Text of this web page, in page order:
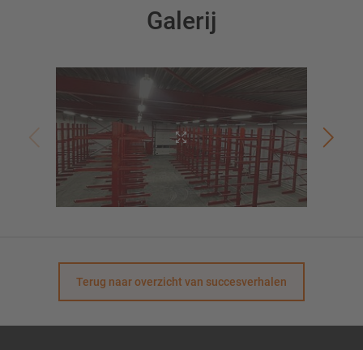
Galerij
Terug naar overzicht van succesverhalen